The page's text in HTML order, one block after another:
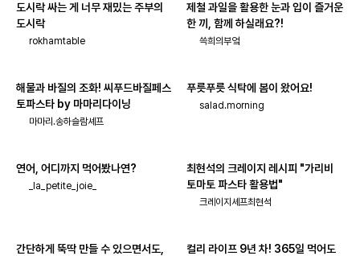
도시락 싸는 게 너무 재밌는 주부의
도시락
rokhamtable
제철 과일을 활용한 눈과 입이 즐거운
한 끼, 함께 하실래요?!
쓱희의부엌
해물과 바질의 조화! 씨푸드바질페스
토파스타 by 마마리다이닝
마마리.송하슬람셰프
푸릇푸릇 식탁에 봄이 왔어요!
salad.morning
연어, 어디까지 먹어봤나연?
_la_petite_joie_
최현석의 크레이지 레시피 "가리비
토마토 파스타 활용법"
크레이지셰프최현석
간단하게 뚝딱 만들 수 있으면서도, 컬리 라이프 9년 차! 365일 먹어도